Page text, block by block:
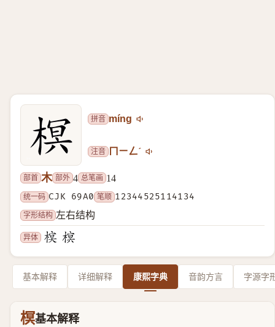
拼音 míng
注音 ㄇㄧㄥˊ
部首 木 部外 4 总笔画 14
统一码 CJK 69A0 笔顺 12344525114134
字形结构 左右结构
异体
基本解释 详细解释 康熙字典 音韵方言 字源字
榠基本解释